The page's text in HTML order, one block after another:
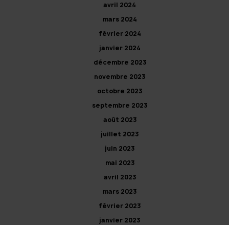
avril 2024
mars 2024
février 2024
janvier 2024
décembre 2023
novembre 2023
octobre 2023
septembre 2023
août 2023
juillet 2023
juin 2023
mai 2023
avril 2023
mars 2023
février 2023
janvier 2023